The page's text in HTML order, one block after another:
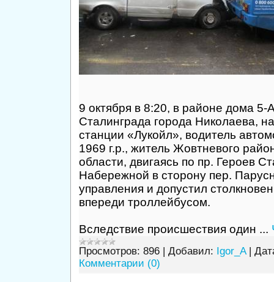
9 октября в 8:20, в районе дома 5-
Сталинграда города Николаева,
станции «Лукойл», водитель
1969 г.р., житель Жовтневого
области, двигаясь по пр. Героев
Набережной в сторону пер.
управления и допустил
впереди троллейбусом.
Вследствие происшествия один ...
Просмотров: 896 | Добавил: Igor_A |
Комментарии (0)